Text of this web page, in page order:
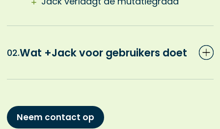
02.Wat +Jack voor gebruikers doet
Neem contact op